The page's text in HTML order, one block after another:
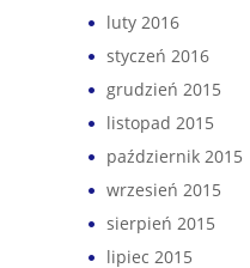
luty 2016
styczeń 2016
grudzień 2015
listopad 2015
październik 2015
wrzesień 2015
sierpień 2015
lipiec 2015